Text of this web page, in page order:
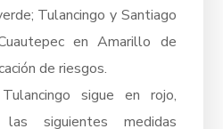
Tulancingo y Santiago
en Amarillo de
de riesgos.
sigue en rojo,
las siguientes medidas